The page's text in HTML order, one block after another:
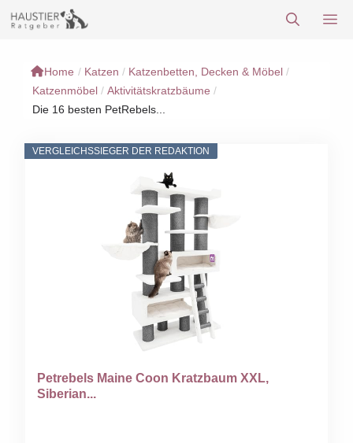
Inhalt
Home / Katzen / Katzenbetten, Decken & Möbel /
Katzenmöbel / Aktivitätskratzbäume /
Die 16 besten PetRebels...
VERGLEICHSSIEGER DER REDAKTION
Petrebels Maine Coon Kratzbaum XXL,
Siberian...